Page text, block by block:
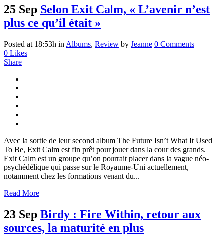
25 Sep Selon Exit Calm, « L’avenir n’est
plus ce qu’il était »
Posted at 18:53h in Albums, Review by Jeanne 0 Comments
0 Likes
Share
Avec la sortie de leur second album The Future Isn’t What It Used
To Be, Exit Calm est fin prêt pour jouer dans la cour des grands.
Exit Calm est un groupe qu’on pourrait placer dans la vague néo-
psychédélique qui passe sur le Royaume-Uni actuellement,
notamment chez les formations venant du...
Read More
23 Sep Birdy : Fire Within, retour aux
sources, la maturité en plus